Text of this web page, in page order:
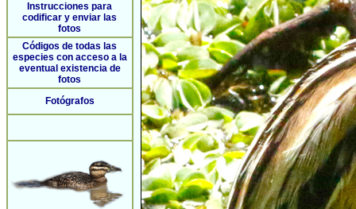
Instrucciones para
codificar y enviar las
fotos
Códigos de todas las
especies con acceso a la
eventual existencia de
fotos
Fotógrafos